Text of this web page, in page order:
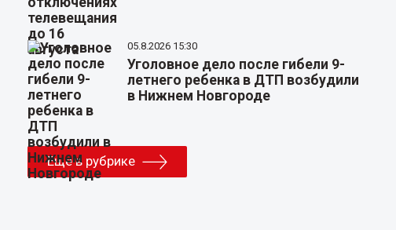
05.8.2026 15:30
Уголовное дело после гибели 9-
летнего ребенка в ДТП возбудили
в Нижнем Новгороде
Еще в рубрике